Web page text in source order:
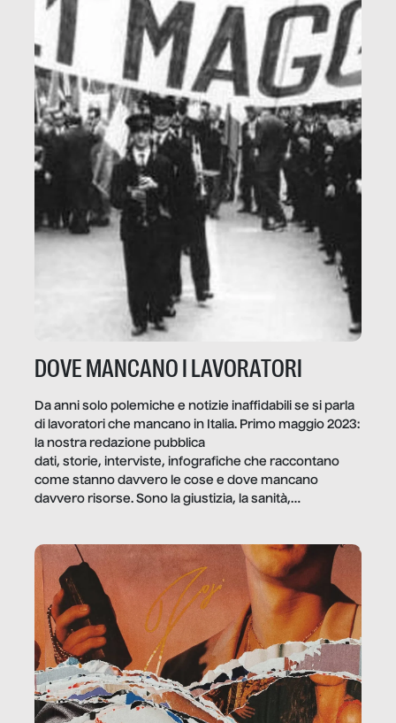
DOVE MANCANO I LAVORATORI
Da anni solo polemiche e notizie inaffidabili se si parla
di lavoratori che mancano in Italia. Primo maggio 2023:
la nostra redazione pubblica
dati, storie, interviste, infografiche che raccontano
come stanno davvero le cose e dove mancano
davvero risorse. Sono la giustizia, la sanità,